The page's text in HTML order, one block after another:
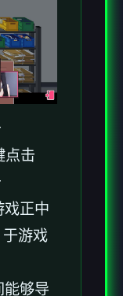
点击
戏正中
游戏
能够导